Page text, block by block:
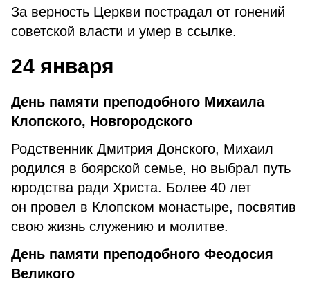
За верность Церкви пострадал от гонений
советской власти и умер в ссылке.
24 января
День памяти преподобного Михаила
Клопского, Новгородского
Родственник Дмитрия Донского, Михаил
родился в боярской семье, но выбрал путь
юродства ради Христа. Более 40 лет
он провел в Клопском монастыре, посвятив
свою жизнь служению и молитве.
День памяти преподобного Феодосия
Великого